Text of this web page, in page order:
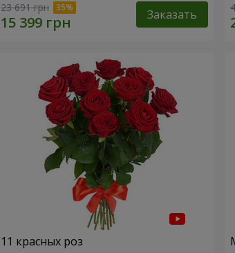
23 691 грн Заказать
11 красных роз